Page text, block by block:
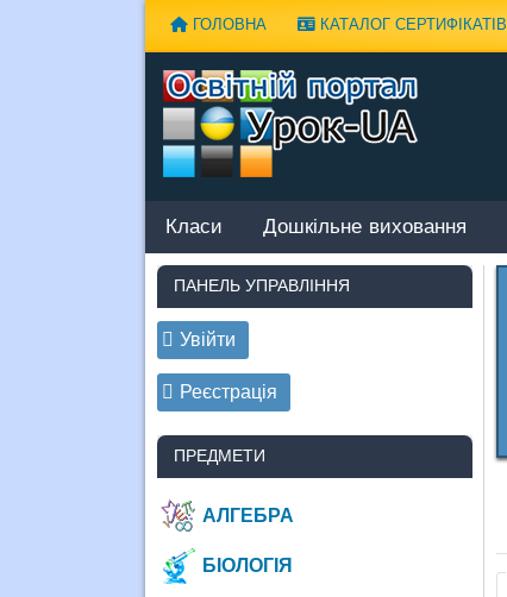
ГОЛОВНА КАТАЛОГ СЕРТИФІКАТІВ
Класи Дошкільне виховання
ПАНЕЛЬ УПРАВЛІННЯ
Увійти
Реєстрація
ПРЕДМЕТИ
АЛГЕБРА
БІОЛОГІЯ